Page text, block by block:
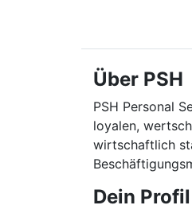
Über PSH
PSH Personal
loyalen,
wirtschaftlich
Dein Profil